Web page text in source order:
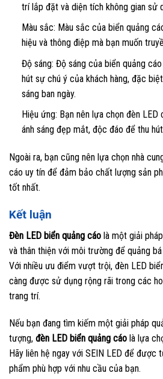
trí lắp đặt và diện tích không gian sử
Màu sắc: Màu sắc của biển quảng
hiệu và thông điệp mà bạn muốn
Độ sáng: Độ sáng của biển quảng
hút sự chú ý của khách hàng, đặc
sáng ban ngày.
Hiệu ứng: Bạn nên lựa chọn đèn
ánh sáng đẹp mắt, độc đáo để thu
Ngoài ra, bạn cũng nên lựa chọn nhà
cáo uy tín để đảm bảo chất lượng sản
tốt nhất.
Kết luận
Đèn LED biển quảng cáo là một giải
và thân thiện với môi trường để quảng
Với nhiều ưu điểm vượt trội, đèn LED
càng được sử dụng rộng rãi trong các
trang trí.
Nếu bạn đang tìm kiếm một giải pháp
tượng, đèn LED biển quảng cáo là lựa
Hãy liên hệ ngay với SEIN LED để được
phẩm phù hợp với nhu cầu của bạn.